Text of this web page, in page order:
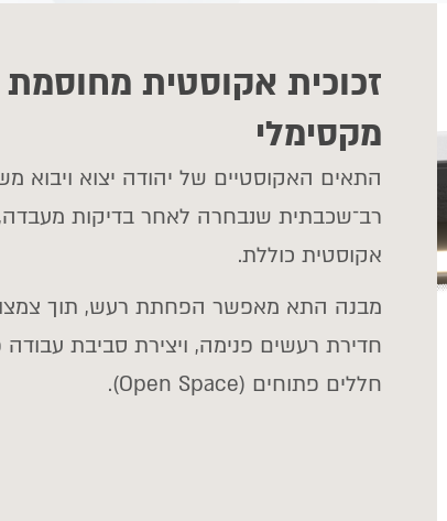
זכוכית אקוסטית מחוסמת
מקסימלי
התאים האקוסטיים של יהודה יצוא ויבוא
רב־שכבתית שנבחרה לאחר בדיקות
אקוסטית כוללת.
מבנה התא מאפשר הפחתת רעש, תוך
חדירת רעשים פנימה, ויצירת סביבת
חללים פתוחים (Open Space).